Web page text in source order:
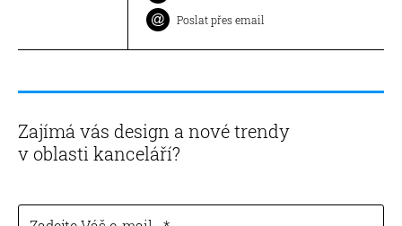
Poslat přes email
Zajímá vás design a nové trendy
v oblasti kanceláří?